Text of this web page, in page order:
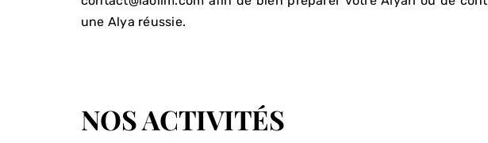
une Alya réussie.
NOS ACTIVITÉS